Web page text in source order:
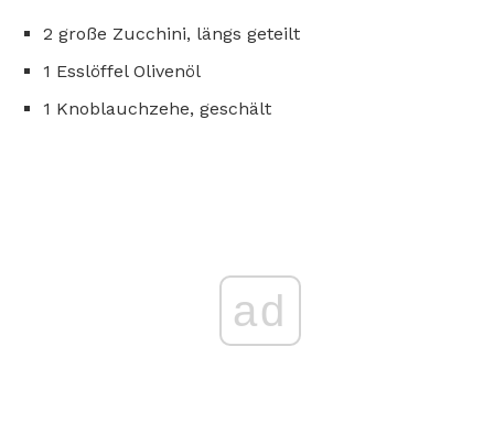
2 große Zucchini, längs geteilt
1 Esslöffel Olivenöl
1 Knoblauchzehe, geschält
ad